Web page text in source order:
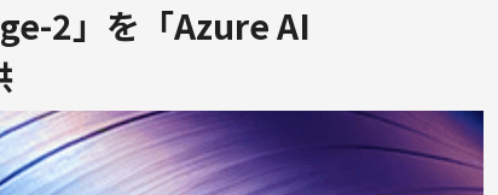
2」を「Azure AI